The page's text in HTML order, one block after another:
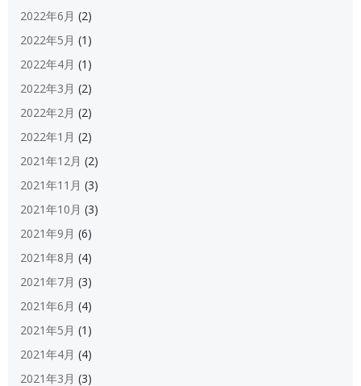
2022年6月 (2)
2022年5月 (1)
2022年4月 (1)
2022年3月 (2)
2022年2月 (2)
2022年1月 (2)
2021年12月 (2)
2021年11月 (3)
2021年10月 (3)
2021年9月 (6)
2021年8月 (4)
2021年7月 (3)
2021年6月 (4)
2021年5月 (1)
2021年4月 (4)
2021年3月 (3)